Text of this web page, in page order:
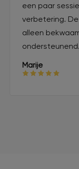
een paar
verbetering.
alleen
ondersteunend.
Marije